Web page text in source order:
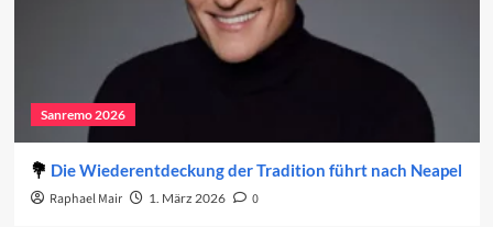
Sanremo 2026
Die Wiederentdeckung der Tradition führt nach Neapel
Raphael Mair 1. März 2026 0